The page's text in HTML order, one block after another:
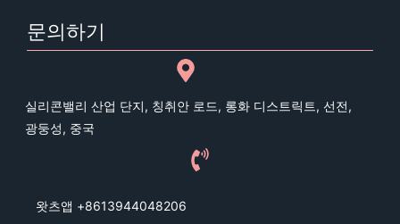
문의하기
실리콘밸리 산업 단지, 칭취안 로드, 롱화 디스트릭트, 선전,
광둥성, 중국
왓츠앱 +8613944048206